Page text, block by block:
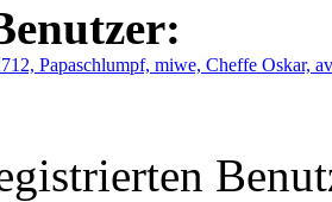
Papaschlumpf, miwe, Cheffe Oskar,